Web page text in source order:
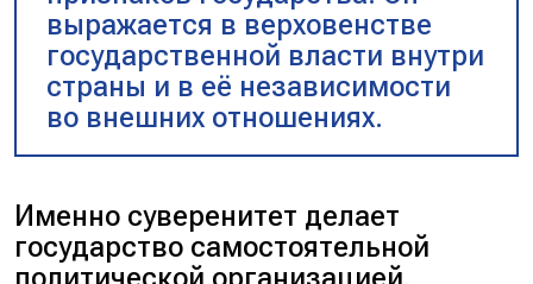
выражается в верховенстве
государственной власти внутри
страны и в её независимости
во внешних отношениях.
Именно суверенитет делает
государство самостоятельной